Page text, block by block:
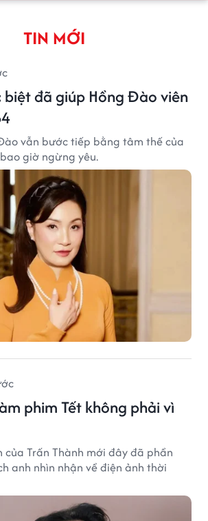
TIN MỚI
biệt đã giúp Hồng Đào viên
vẫn bước tiếp bằng tâm thế của
giờ ngừng yêu.
phim Tết không phải vì
của Trấn Thành mới đây đã phần
anh nhìn nhận về điện ảnh thời